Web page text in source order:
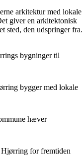
arkitektur med lokale
giver en arkitektonisk
sted, den udspringer fra.
bygninger til
bygger med lokale
hæver
for fremtiden